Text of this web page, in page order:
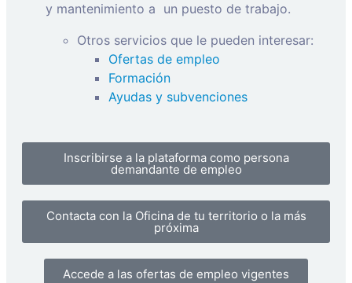
y mantenimiento a un puesto de trabajo.
Otros servicios que le pueden interesar:
Ofertas de empleo
Formación
Ayudas y subvenciones
Inscribirse a la plataforma como persona
demandante de empleo
Contacta con la Oficina de tu territorio o la más
próxima
Accede a las ofertas de empleo vigentes